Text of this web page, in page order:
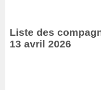
Liste des
13 avril 2026